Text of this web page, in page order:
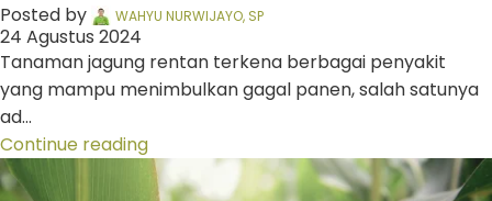
Posted by WAHYU NURWIJAYO, SP
24 Agustus 2024
Tanaman jagung rentan terkena berbagai penyakit
yang mampu menimbulkan gagal panen, salah satunya
ad...
Continue reading